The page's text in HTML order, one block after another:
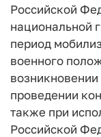
Российской
национальной
период
военного
проведении
также при
Российской